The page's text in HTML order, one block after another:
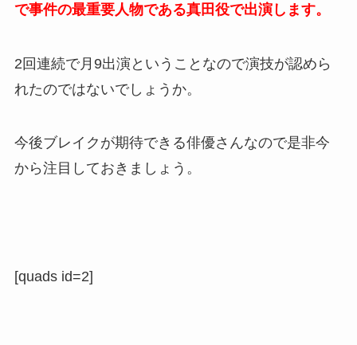
で事件の最重要人物である真田役で出演します。
2回連続で月9出演ということなので演技が認めら
れたのではないでしょうか。
今後ブレイクが期待できる俳優さんなので是非今
から注目しておきましょう。
[quads id=2]